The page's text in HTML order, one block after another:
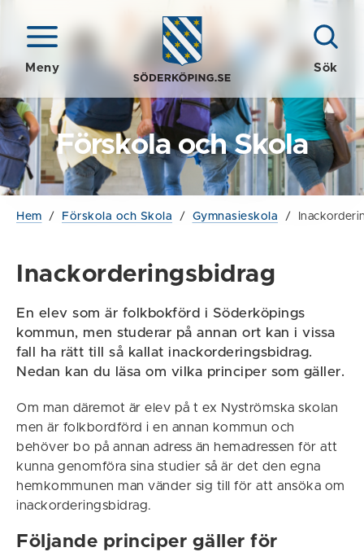
Meny Sök
Förskola och Skola
Hem / Förskola och Skola / Gymnasieskola /
Inackorderingsbidrag
En elev som är folkbokförd i Söderköpings
kommun, men studerar på annan ort kan i vissa
fall ha rätt till så kallat inackorderingsbidrag.
Nedan kan du läsa om vilka principer som gäller.
Om man däremot är elev på t ex Nyströmska skolan
men är folkbordförd i en annan kommun och
behöver bo på annan adress än hemadressen för att
kunna genomföra sina studier så är det den egna
hemkommunen man vänder sig till för att ansöka om
inackorderingsbidrag.
Följande principer gäller för